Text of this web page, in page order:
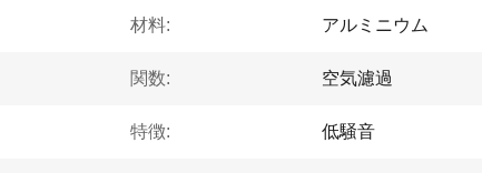
材料: アルミニウム
関数: 空気濾過
特徴: 低騒音